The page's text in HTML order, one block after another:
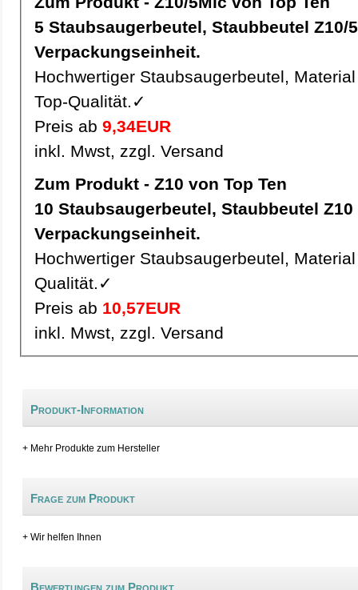
5 Staubsaugerbeutel, Staubbeutel Z10/5Mic pro
Verpackungseinheit.
Hochwertiger Staubsaugerbeutel,
Top-Qualität.✓
Preis ab 9,34EUR
inkl. Mwst, zzgl. Versand
Zum Produkt - Z10 von Top Ten
10 Staubsaugerbeutel, Staubbeutel Z10 pro
Verpackungseinheit.
Hochwertiger Staubsaugerbeutel,
Qualität.✓
Preis ab 10,57EUR
inkl. Mwst, zzgl. Versand
Produkt-Information
+ Mehr Produkte zum Hersteller
Frage zum Produkt
+ Wir helfen Ihnen